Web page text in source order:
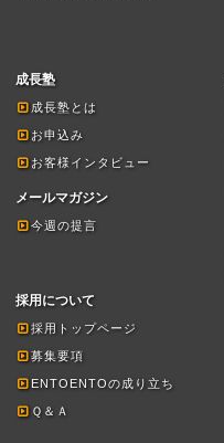
成長塾
成長塾とは
お申込み
お客様インタビュー
メールマガジン
今週の提言
採用について
採用トップページ
募集要項
ENTOENTOの成り立ち
Ｑ＆Ａ